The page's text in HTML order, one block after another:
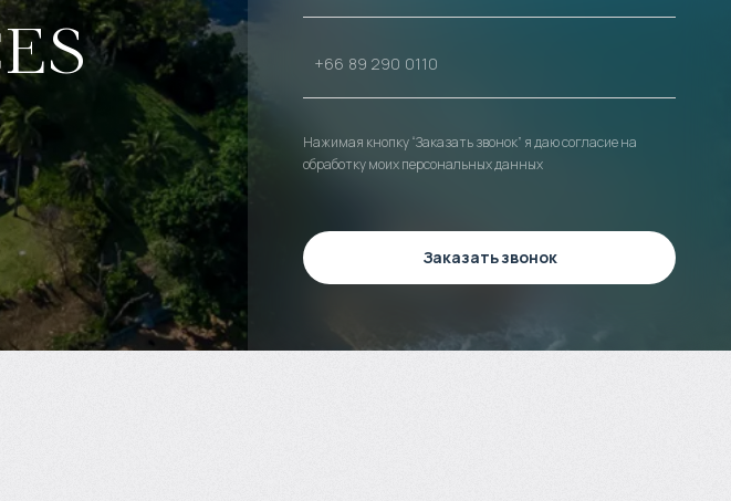
Нажимая кнопку “Заказать звонок” я даю согласие на
обработку моих персональных данных
Заказать звонок